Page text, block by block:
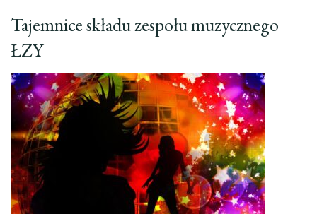
Tajemnice składu zespołu muzycznego
ŁZY